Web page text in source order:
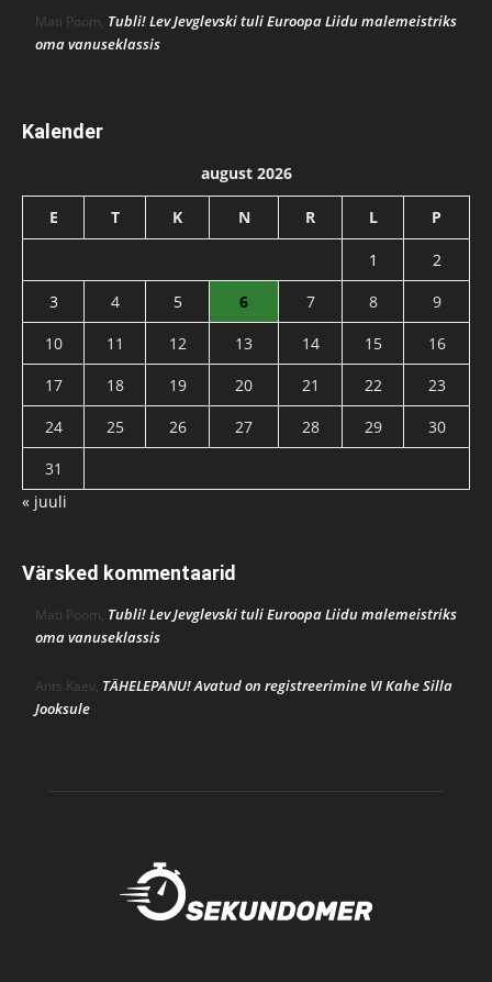
Mati Poom, Tubli! Lev Jevglevski tuli Euroopa Liidu malemeistriks
oma vanuseklassis
Kalender
august 2026
E T K N R L P
1
2
3
4 5 6 7 8
9
10
11 12 13 14 15
16
17
18 19 20 21 22
23
24
25 26 27 28 29
30
31
« juuli
Värsked kommentaarid
Mati Poom, Tubli! Lev Jevglevski tuli Euroopa Liidu malemeistriks
oma vanuseklassis
Ants Kaev, TÄHELEPANU! Avatud on registreerimine VI Kahe Silla
Jooksule